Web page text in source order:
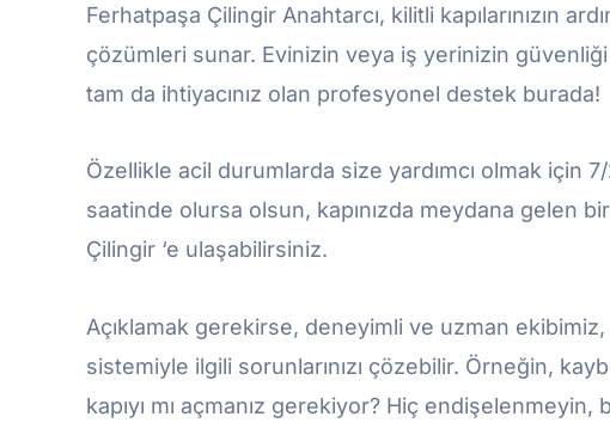
Ferhatpaşa Çilingir Anahtarcı, kilitli kapılarınızın
çözümleri sunar. Evinizin veya iş yerinizin
tam da ihtiyacınız olan profesyonel destek burada!
Özellikle acil durumlarda size yardımcı olmak için
saatinde olursa olsun, kapınızda meydana gelen
Çilingir ‘e ulaşabilirsiniz.
Açıklamak gerekirse, deneyimli ve uzman
sistemiyle ilgili sorunlarınızı çözebilir. Örneğin,
kapıyı mı açmanız gerekiyor? Hiç endişelenmeyin,